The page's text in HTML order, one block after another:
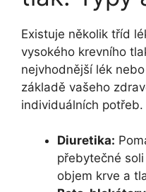
Existuje několik tříd
vysokého krevního
nejvhodnější lék
základě vašeho
individuálních potřeb.
Diuretika:
přebytečné
objem krve a